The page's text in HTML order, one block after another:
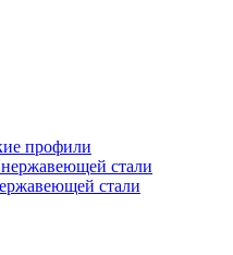
профили
стали
стали